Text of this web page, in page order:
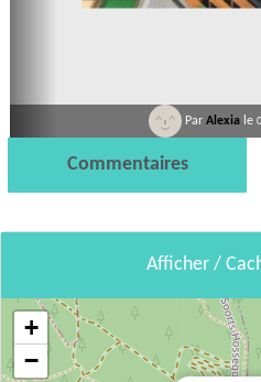
Par Alexia le
Commentaires
Afficher /
+
−